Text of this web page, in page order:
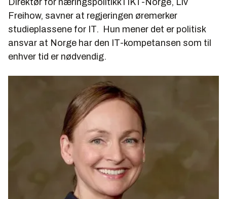
Direktør for næringspolitikk i IKT-Norge, Liv
Freihow, savner at regjeringen øremerker
studieplassene for IT. Hun mener det er politisk
ansvar at Norge har den IT-kompetansen som til
enhver tid er nødvendig.